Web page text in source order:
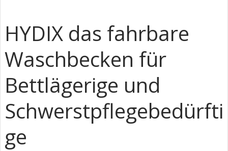
HYDIX das fahrbare
Waschbecken für
Bettlägerige und
Schwerstpflegebedürfti
ge